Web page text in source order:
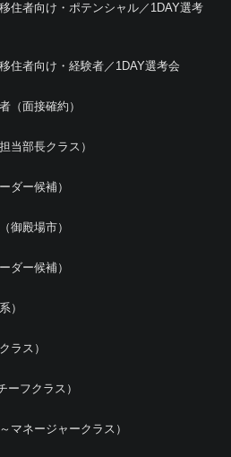
住者向け・ポテンシャル／1DAY選考
住者向け・経験者／1DAY選考会
（面接確約）
当部長クラス）
ダー候補）
御殿場市）
ダー候補）
）
ラス）
ーフクラス）
マネージャークラス）